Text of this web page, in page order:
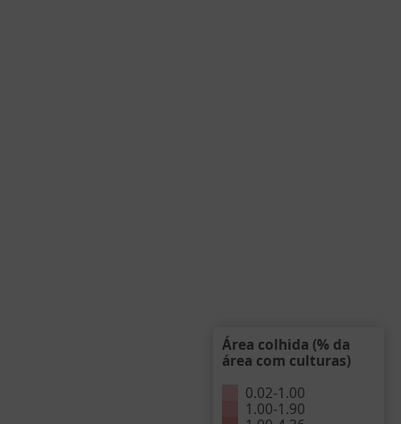
Área colhida (% da
área com culturas)
0.02-1.00
1.00-1.90